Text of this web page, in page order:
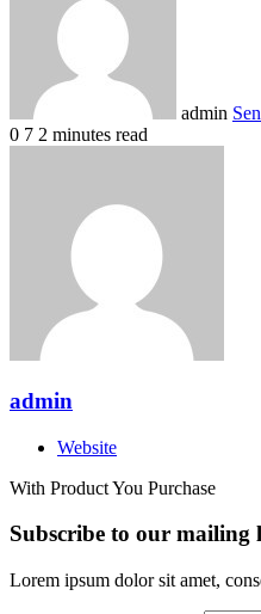
admin
0 7 2 minutes read
admin
Website
With Product You Purchase
Subscribe to our mailing
Lorem ipsum dolor sit amet,